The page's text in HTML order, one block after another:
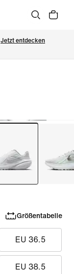
Jetzt entdecken
Größentabelle
EU 36.5
EU 38.5